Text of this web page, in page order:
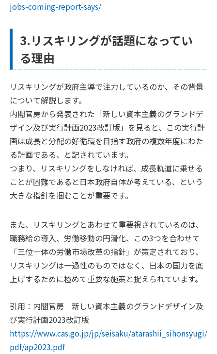
jobs-coming-report-says/
3.リスキリングが話題になってい
る理由
リスキリングが政府主導で注力しているのか、その背景
について解説します。
内閣官房から発表された「新しい資本主義のグランドデ
ザイン及び実行計画2023改訂版」を見ると、この実行計
画は成長と分配の好循環を目指す政府の複数年度にわた
る計画である、と記されています。
つまり、リスキリングをしなければ、成長軌道に乗せる
ことが困難であると日本政府自体が考えている、という
大きな指針を掴むことが重要です。
また、リスキリングとあわせて重要視されているのは、
職務給の導入、労働移動の円滑化、この3つを合わせて
「三位一体の労働市場改革の指針」が策定されており、
リスキリングは一過性のものではなく、日本の国力を底
上げするために極めて重要な施策と捉えられています。
引用：内閣官房 新しい資本主義のグランドデザイン及
び実行計画2023改訂版
https://www.cas.go.jp/jp/seisaku/atarashii_sihonsyugi/
pdf/ap2023.pdf